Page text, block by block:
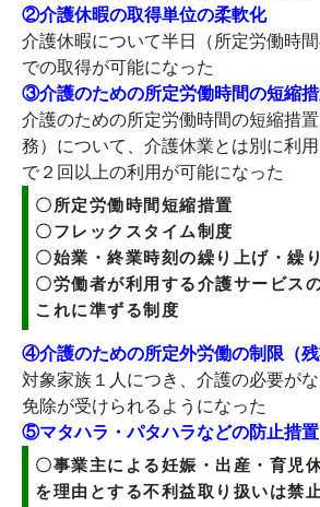
②介護休暇の取得単位の柔軟化
介護休暇について半日（所定労働時
での取得が可能になった
③介護のための所定労働時間の短縮
介護のための所定労働時間の短縮措
務）について、介護休業とは別に利
で２回以上の利用が可能になった
〇所定労働時間短縮措置
〇フレックスタイム制度
〇始業・終業時刻の繰り上げ・繰
〇労働者が利用する介護サービス
これに準ずる制度
④介護のための所定外労働の制限（残
対象家族１人につき、介護の必要が
免除が受けられるようになった
⑤マタハラ・パタハラなどの防止措置
〇事業主による妊娠・出産・育児
を理由とする不利益取り扱いは禁止